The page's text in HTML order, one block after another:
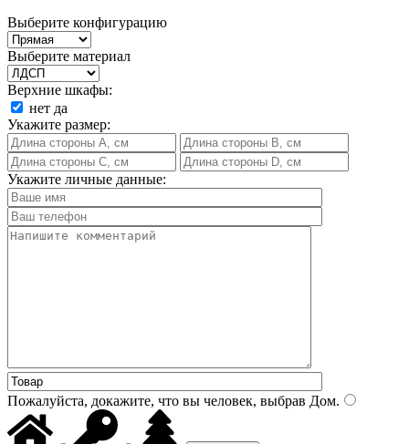
Выберите конфигурацию
Выберите материал
Верхние шкафы:
нет да
Укажите размер:
Укажите личные данные:
Пожалуйста, докажите, что вы человек, выбрав Дом.